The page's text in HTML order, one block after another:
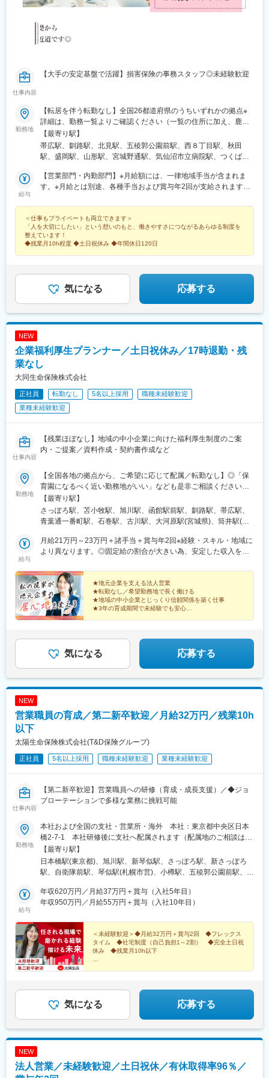
仕事内容
【大手の安定基盤で活躍】損害保険の事務スタッフ◎未経験歓迎
勤務地
【転居を伴う転勤なし】全国26都道府県のうちいずれかの拠点※
詳細は、勤務一覧よりご確認ください（一覧の住所に加え、鹿児
島県奄美市名瀬幸町8-13 栄ビルでも募集しています。）※新宿本
社ビル：原則屋内禁煙（喫煙室あり）※本社ビル以外は屋内禁煙、
原則屋内禁煙（喫煙室あり）等、ビルにより異なります。
【最寄り駅】
帯広駅、釧路駅、北見駅、五稜郭公園前駅、西８丁目駅、秋田
駅、盛岡駅、山形駅、宮城野通駅、気仙沼市立病院駅、つくば
西口駅、中野駅(東京都)、みなとみらい駅、北三条駅、野町駅、大
垣駅、名鉄岐阜駅、権堂駅、元善光寺駅、福井城址大名町駅、新
駅、福山駅、湯田温泉駅、片原町駅(香川県)、宮崎駅、中央病院前
駅、大通駅、榴ケ岡駅、南越谷駅、三越前駅、西新宿駅、岐阜
駅、善光寺下駅、足羽山公園口駅、栄町駅(愛知県)、国際センター
駅、あすなろう四日市駅、山陽姫路駅、渡辺橋駅、心斎橋駅、東
駅、蒲生駅、東京駅、都庁前駅、桜木町駅、仁愛女子高校駅、丸
の内駅(愛知県)、淀屋橋駅、堺筋本町駅、新西大寺町筋駅、高松駅
給与
【営業部門・内勤部門】※月給額には、一律地域手当が含まれま
す。※月給とは別途、各種手当および賞与年2回が支給されます。
児島月給19万円以上■宮城／山形／石川月給20万円以上■茨城／静
岡／愛知／岐阜／三重／奈良月給21万円以上■兵庫／広島月給22
万円以上■埼玉／大阪月給23万円以上■東京／神奈川月給24万円以
上
＜仕事もプライベートも両立できます＞
「人を大切にしたい」という想いのもと、働きやすさにつながるあらゆる制度を
整えています！
◆残業月10h程度 ◆土日祝休み ◆年間休日120日
気になる 応募する
NEW
企業福利厚生プランナー／土日祝休み／17時退勤・残
業なし
大同生命保険株式会社
正社員 転勤なし 5名以上採用
職種未経験歓迎
業種未経験歓迎
仕事内容
【残業ほぼなし】地域の中小企業に向けた福利厚生制度のご案
内・ご提案／資料作成・契約書作成など
勤務地
【全国各地の拠点から、ご希望に応じて配属／転勤なし】◎「保
育園になるべく近い勤務地がいい」なども是非ご相談ください
♪◎U・Iターンも大歓迎【受動喫煙対策：あり／屋内全面禁煙】就
業場所における受動喫煙防止のための取り組みとして、本社・支
社ともに完全禁煙としています＼子育て・家庭との両立を本気で
るみん」認定企業★10年連続で「健康経営優良法人（ホワイト
500）」に認定★原則定時（17時）退社（残業月平均10時間未
取得可能★産休・育休取得率100％★通院休暇・子の看護等休暇
もあり★婦人科・小児科オンライン相談窓口あり
【最寄り駅】
さっぽろ駅、苫小牧駅、旭川駅、函館駅前駅、釧路駅、帯広駅、
青葉通一番町駅、石巻駅、古川駅、大河原駅(宮城県)、筒井駅(青
山形駅、鶴岡駅、南米沢駅、郡山駅(福島県)、いわき駅、会津若松
駅、福島駅(福島県)、原ノ町駅、甲府駅、宇都宮駅、足利市駅、小
駅、松本駅、鼎駅、茅野駅、伊那北駅、市役所前駅(長野県)、上田
駅、新潟駅、北三条駅、長岡駅、高田駅(新潟県)、日吉町駅、新富
士駅(静岡県)、沼津駅、第一通り駅、掛川駅、あすなろう四日市
駅、西桑名駅、山田上口駅、津駅、岐阜駅、大垣駅、多治見駅、
北鉄金沢駅、小松駅、七尾駅、桜橋駅(富山県)、広小路駅(富山
駅、新大宮駅、八木西口駅、烏丸御池駅、寺田駅(京都府)、西舞鶴
駅、草津駅(滋賀県)、大津駅、旧居留地・大丸前駅、西宮北口駅、
武雄温泉駅、上伊万里駅、水道町駅、八代駅、玉名駅、美栄橋
都城駅、延岡駅、札幌駅、函館駅、広瀬通駅、曽根田駅、足利
名駅、名鉄岐阜駅、荒町駅(富山県)、急患医療センター前駅、新魚
駅、博労町駅、電鉄出雲市駅、城下駅(岡山県)、倉敷駅、瓦町駅、
眉山ロープウェイ山麓駅、高知駅、市役所前駅(愛媛県)、市役所駅
所前駅(北海道)、大町西公園駅、新静岡駅、新浜松駅、電気ビル前
駅、志貴野中学校前駅、電鉄魚津駅、赤十字前駅、大和八木駅、
烏丸駅、びわ湖浜大津駅、みなと元町駅、西新町駅、稲荷町駅(広
島県)、郵便局前駅、高松築港駅、高知橋駅、めがね橋駅、九品寺
交差点駅、加治屋町駅
給与
月給21万円～23万円＋諸手当＋賞与年2回※経験・スキル・地域に
より異なります。◎固定給の割合が大きい為、安定した収入を得
叶います◎平均月給46.7万円（2024年度実績）
★地元企業を支える法人営業
★転勤なし／希望勤務地で長く働ける
★地域の中小企業とじっくり信頼関係を築く仕事
★3年の育成期間で未経験でも安心
気になる 応募する
NEW
営業職員の育成／第二新卒歓迎／月給32万円／残業10h
以下
太陽生命保険株式会社(T&D保険グループ)
正社員 5名以上採用 職種未経験歓迎 業種未経験歓迎
仕事内容
【第二新卒歓迎】営業職員への研修（育成・成長支援）／◆ジョ
ブローテーションで多様な業務に挑戦可能
勤務地
本社および全国の支社・営業所・海外 本社：東京都中央区日本
橋2-7-1 本社研修後に支社へ配属されます（配属地のご相談は可
能）研修時の宿泊費および交通費は会社が負担いたします。＜北
海道・東北＞北海道／青森県／岩手県／宮城県／秋田県／山形県
／福島県＜関東＞茨城県／栃木県／群馬県／埼玉県／千葉県／東
山県／兵庫県＜九州・沖縄＞福岡県／佐賀県／長崎県／熊本県／
大分県／宮崎県／鹿児島県／沖縄県＜中部・東海＞長野県／新潟
＜中国・四国＞岡山県／島根県／広島県／山口県／香川県／愛媛
県／徳島県／高知県受動喫煙対策：社内完全禁煙
【最寄り駅】
日本橋駅(東京都)、旭川駅、新琴似駅、さっぽろ駅、新さっぽろ
駅、自衛隊前駅、琴似駅(札幌市営)、小樽駅、五稜郭公園前駅、青
一番町駅、長町駅、山形駅、新庄駅、郡山駅(福島県)、水戸駅、牛
久駅、東武宇都宮駅、小山駅、高崎駅、熊谷駅、大宮駅(埼玉県)、
野駅、県庁前駅(千葉県)、木更津駅、京成船橋駅、鬼越駅、柏駅、
流山おおたかの森駅、松戸駅、橋本駅(神奈川県)、登戸駅、溝の口
駅、京急川崎駅、菊名駅、関内駅、センター南駅、二俣川駅、横
須賀中央駅、金沢八景駅(横浜シーサイドライン)、戸塚駅、藤沢
駅、大和駅(神奈川県)、本厚木駅、平塚駅、小田原駅、小岩駅、北
ナー)、東池袋駅、中野駅(東京都)、千歳烏山駅、大森駅(東京都)、
蒲田駅、田無駅、立川南駅、八王子駅、町田駅、島ノ関駅、烏丸
駅、博多駅、茶山駅(福岡県)、桜並木駅、西鉄久留米駅、佐賀駅、
給与
年収620万円／月給37万円＋賞与（入社5年目）
年収950万円／月給55万円＋賞与（入社10年目）
＜未経験歓迎＞◆月給32万円＋賞与2回 ◆フレックス
タイム ◆社宅制度（自己負担1～2割） ◆完全土日祝
休み ◆残業月10h以下
気になる 応募する
NEW
法人営業／未経験歓迎／土日祝休／有休取得率96％／